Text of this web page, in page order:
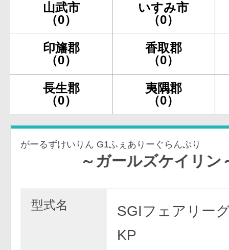
山武市
（0）
いすみ市
（0）
印旛郡
（0）
香取郡
（0）
長生郡
（0）
夷隅郡
（0）
がーるずけいりん G1ふぇありーぐらんぷり
～ガールズケイリン～ＧⅠフ
型式名
SGIフェアリー
KP